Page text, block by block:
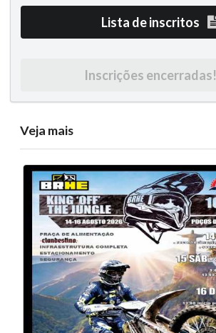
Lista de inscritos
Inscrições encerradas!
Veja mais